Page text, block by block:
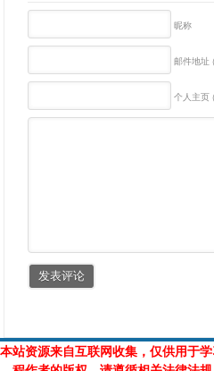
昵称
邮件地址
个人主页
本站资源来自互联网收集，仅供用于